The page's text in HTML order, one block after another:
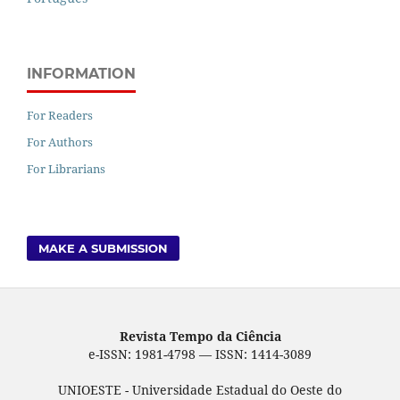
INFORMATION
For Readers
For Authors
For Librarians
MAKE A SUBMISSION
Revista Tempo da Ciência
e-ISSN: 1981-4798 — ISSN: 1414-3089
UNIOESTE - Universidade Estadual do Oeste do